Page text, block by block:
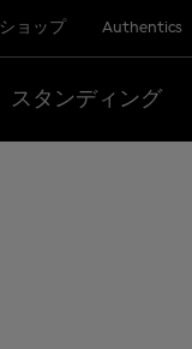
ョップ Authentics
スタンディング